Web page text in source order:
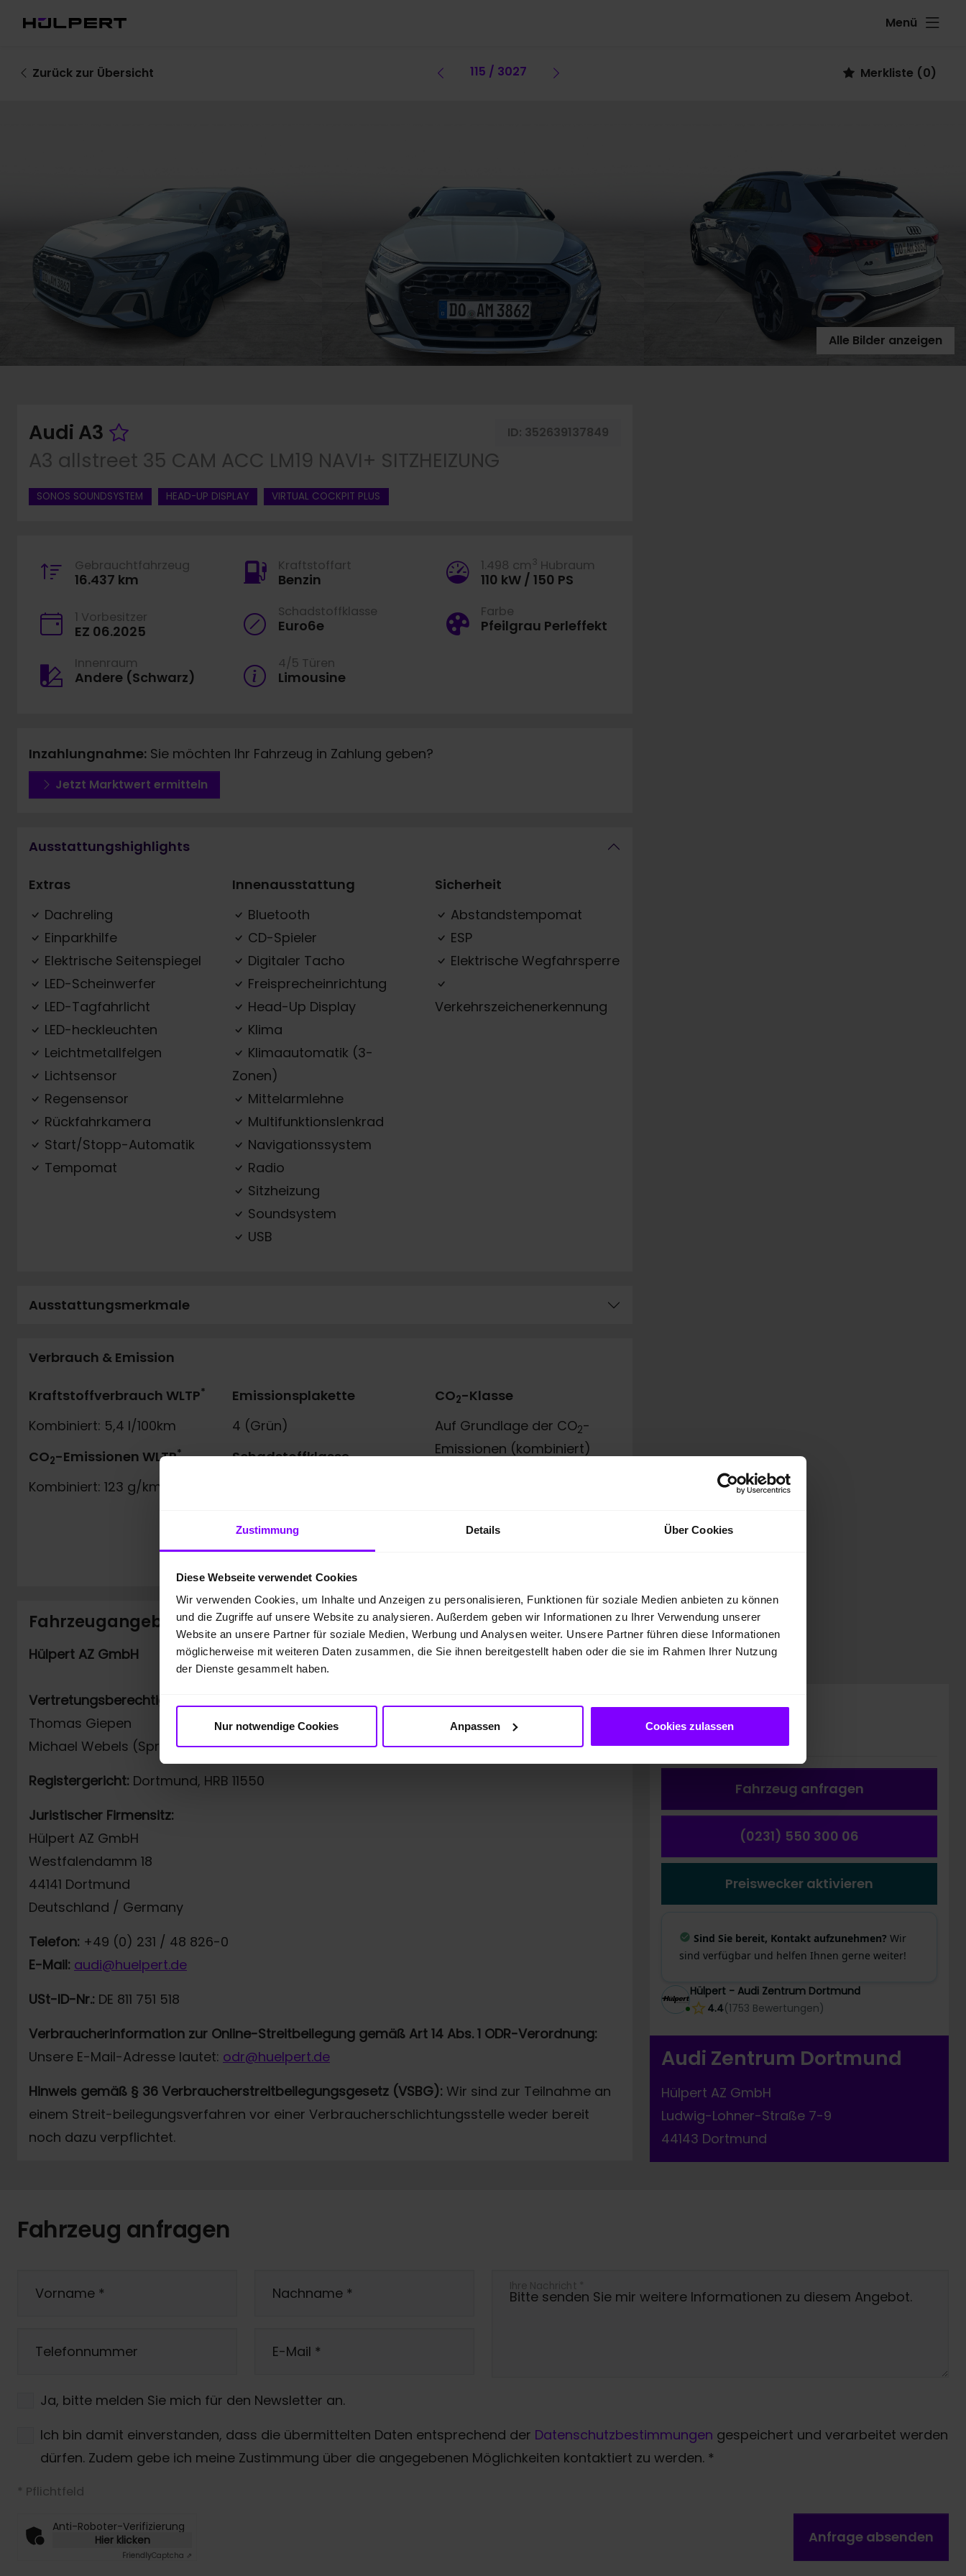
Zustimmung Details Über Cookies
Diese Webseite verwendet Cookies
Wir verwenden Cookies, um Inhalte und Anzeigen zu personalisieren, Funktionen für soziale Medien anbieten zu können
und die Zugriffe auf unsere Website zu analysieren. Außerdem geben wir Informationen zu Ihrer Verwendung unserer
Website an unsere Partner für soziale Medien, Werbung und Analysen weiter. Unsere Partner führen diese Informationen
möglicherweise mit weiteren Daten zusammen, die Sie ihnen bereitgestellt haben oder die sie im Rahmen Ihrer Nutzung
der Dienste gesammelt haben.
Nur notwendige Cookies Anpassen Cookies zulassen
Menü
Zurück zur Übersicht Vorheriges Fahrzeug
115 / 3027 Merkliste (0)
Alle Bilder anzeigen
Audi A3 Fahrzeug merken ID: 352639137849
A3 allstreet 35 CAM ACC LM19 NAVI+ SITZHEIZUNG
SONOS SOUNDSYSTEM HEAD-UP DISPLAY VIRTUAL COCKPIT PLUS
Gebrauchtfahrzeug
16.437 km
Kraftstoffart
Benzin
1.498 cm 3 Hubraum
110 kW / 150 PS
1 Vorbesitzer
EZ 06.2025
Schadstoffklasse
Euro6e
Farbe
Pfeilgrau Perleffekt
Innenraum
Andere (Schwarz)
4/5 Türen
Limousine
Inzahlungnahme: Sie möchten Ihr Fahrzeug in Zahlung geben?
Jetzt Marktwert ermitteln
Ausstattungshighlights
Extras
Dachreling
Einparkhilfe
Elektrische Seitenspiegel
LED-Scheinwerfer
LED-Tagfahrlicht
LED-heckleuchten
Leichtmetallfelgen
Lichtsensor
Regensensor
Rückfahrkamera
Start/Stopp-Automatik
Tempomat
Innenausstattung
Bluetooth
CD-Spieler
Digitaler Tacho
Freisprecheinrichtung
Head-Up Display
Klima
Klimaautomatik (3-
Zonen)
Mittelarmlehne
Multifunktionslenkrad
Navigationssystem
Radio
Sitzheizung
Soundsystem
USB
Sicherheit
Abstandstempomat
ESP
Elektrische Wegfahrsperre
Verkehrszeichenerkennung
Ausstattungsmerkmale
Verbrauch & Emission
Kraftstoffverbrauch WLTP*
Kombiniert: 5,4 l/100km
CO2-Emissionen WLTP*
Kombiniert: 123 g/km
Emissionsplakette
4 (Grün)
Schadstoffklasse
CO2-Klasse
Auf Grundlage der CO2-
Emissionen (kombiniert)
Fahrzeugangebot der Hülpert AZ GmbH
Hülpert AZ GmbH
Vertretungsberechtigt:
Thomas Giepen
Michael Webels (Sprecher der Geschäftsführung)
Registergericht: Dortmund, HRB 11550
Juristischer Firmensitz:
Hülpert AZ GmbH
Westfalendamm 18
44141 Dortmund
Deutschland / Germany
Telefon: +49 (0) 231 / 48 826-0
E-Mail: audi@huelpert.de
USt-ID-Nr.: DE 811 751 518
Verbraucherinformation zur Online-Streitbeilegung gemäß Art 14 Abs. 1 ODR-Verordnung:
Unsere E-Mail-Adresse lautet: odr@huelpert.de
Hinweis gemäß § 36 Verbraucherstreitbeilegungsgesetz (VSBG): Wir sind zur Teilnahme an
einem Streit-beilegungsverfahren vor einer Verbraucherschlichtungsstelle weder bereit
noch dazu verpflichtet.
Preis inkl. MwSt.
34.888,00 EUR
Fahrzeug anfragen
(0231) 550 300 06
Preiswecker aktivieren
Sind Sie bereit, Kontakt aufzunehmen? Wir
sind verfügbar und helfen Ihnen gerne weiter!
Hülpert - Audi Zentrum Dortmund
4.4(1753 Bewertungen)
Audi Zentrum Dortmund
Hülpert AZ GmbH
Ludwig-Lohner-Straße 7-9
44143 Dortmund
Fahrzeug anfragen
Vorname * Nachname *
Telefonnummer E-Mail *
Ihre Nachricht *
Ja, bitte melden Sie mich für den Newsletter an.
Ich bin damit einverstanden, dass die übermittelten Daten entsprechend der Datenschutzbestimmungen gespeichert und verarbeitet werden
dürfen. Zudem gebe ich meine Zustimmung über die angegebenen Möglichkeiten kontaktiert zu werden. *
* Pflichtfeld
Anti-Roboter-Verifizierung
Hier klicken
FriendlyCaptcha ⇗
Anfrage absenden